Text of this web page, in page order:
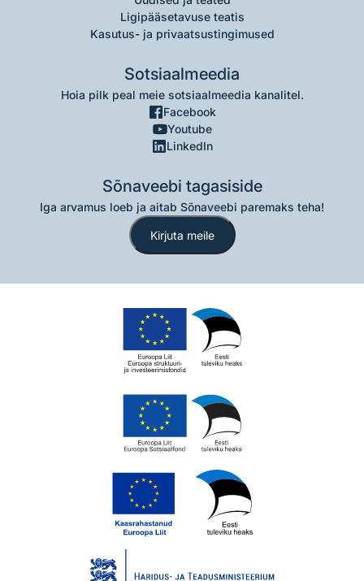
Ligipääsetavuse teatis
Kasutus- ja privaatsustingimused
Sotsiaalmeedia
Hoia pilk peal meie sotsiaalmeedia kanalitel.
Facebook
Youtube
LinkedIn
Sõnaveebi tagasiside
Iga arvamus loeb ja aitab Sõnaveebi paremaks teha!
Kirjuta meile